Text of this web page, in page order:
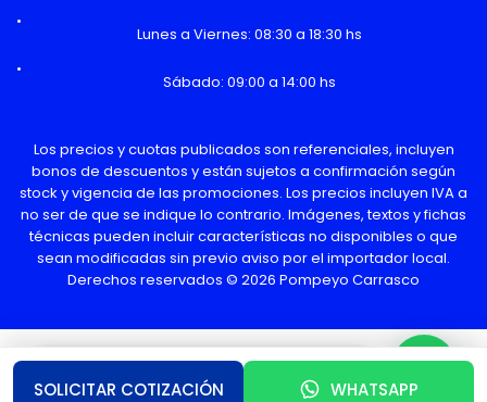
Lunes a Viernes: 08:30 a 18:30 hs
Sábado: 09:00 a 14:00 hs
Los precios y cuotas publicados son referenciales, incluyen
bonos de descuentos y están sujetos a confirmación según
stock y vigencia de las promociones. Los precios incluyen IVA a
no ser de que se indique lo contrario. Imágenes, textos y fichas
técnicas pueden incluir características no disponibles o que
sean modificadas sin previo aviso por el importador local.
Derechos reservados © 2026 Pompeyo Carrasco
¿Necesitas Ayuda o mas información?
SOLICITAR COTIZACIÓN WHATSAPP